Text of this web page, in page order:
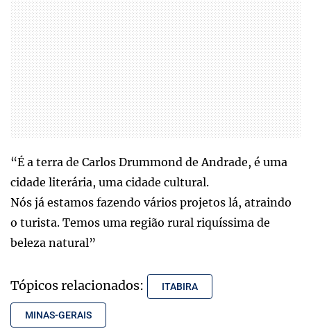
“É a terra de Carlos Drummond de Andrade, é uma
cidade literária, uma cidade cultural.
Nós já estamos fazendo vários projetos lá, atraindo
o turista. Temos uma região rural riquíssima de
beleza natural”
Tópicos relacionados: ITABIRA
MINAS-GERAIS